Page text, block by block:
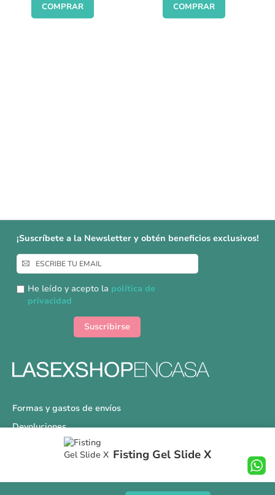
Fisting Gel Slide X
COMPRAR COMPRAR
¡Suscríbete a la Newsletter y obtén beneficios exclusivos!
Inscríbase
a
nuestro
boletín
He leído y acepto la política de
privacidad
Suscribirse
Formas y gastos de envíos
Devoluciones
Información Tallas
Nuestra Tienda